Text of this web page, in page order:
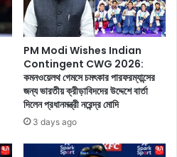
PM Modi Wishes Indian
Contingent CWG 2026:
কমনওয়েলথ গেমসে চমৎকার পারফরম্যান্সের
জন্য ভারতীয় ক্রীড়াবিদদের উদ্দেশে বার্তা
দিলেন প্রধানমন্ত্রী নরেন্দ্র মোদি
3 days ago